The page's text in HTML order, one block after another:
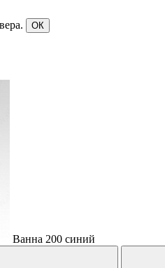
ОК
Ванна 200 синий